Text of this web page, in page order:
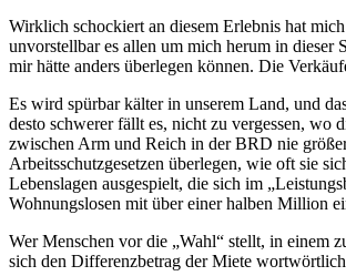
Wirklich schockiert an diesem Erlebnis hat
unvorstellbar es allen um mich herum in dieser
mir hätte anders überlegen können. Die
Es wird spürbar kälter in unserem Land, und
desto schwerer fällt es, nicht zu vergessen,
zwischen Arm und Reich in der BRD nie
Arbeitsschutzgesetzen überlegen, wie oft sie
Lebenslagen ausgespielt, die sich im
Wohnungslosen mit über einer halben Million
Wer Menschen vor die „Wahl“ stellt, in einem
sich den Differenzbetrag der Miete